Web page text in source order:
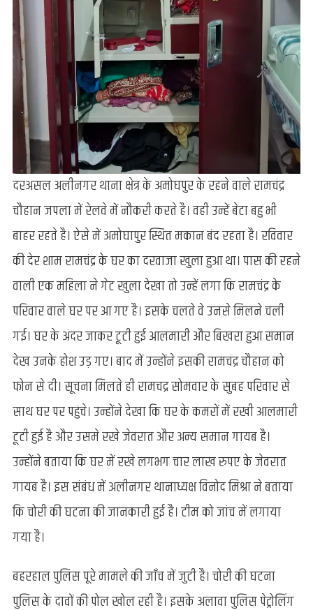
दरअसल अलीनगर थाना क्षेत्र के अमोघपुर के रहने वाले रामचंद्र
चौहान जपला में रेलवे में नौकरी करते है। वही उन्हें बेटा बहु भी
बाहर रहते है। ऐसे में अमोघापुर स्थित मकान बंद रहता है। रविवार
की देर शाम रामचंद्र के घर का दरवाजा खुला हुआ था। पास की रहने
वाली एक महिला ने गेट खुला देखा तो उन्हें लगा कि रामचंद्र के
परिवार वाले घर पर आ गए है। इसके चलते वे उनसे मिलने चली
गई। घर के अंदर जाकर टूटी हुई आलमारी और बिखरा हुआ समान
देख उनके होश उड़ गए। बाद में उन्होंने इसकी रामचंद्र चौहान को
फोन से दी। सूचना मिलते ही रामचद्र सोमवार के सुबह परिवार से
साथ घर पर पहुंचे। उन्होंने देखा कि घर के कमरों में रखी आलमारी
टूटी हुई है और उसमे रखे जेवरात और अन्य समान गायब है।
उन्होंने बताया कि घर में रखे लगभग चार लाख रुपए के जेवरात
गायब है। इस संबंध में अलीनगर थानाध्यक्ष विनोद मिश्रा ने बताया
कि चोरी की घटना की जानकारी हुई है। टीम को जांच में लगाया
गया है।
बहरहाल पुलिस पूरे मामले की जाँच में जुटी है। चोरी की घटना
पुलिस के दावों की पोल खोल रही है। इसके अलावा पुलिस पेट्रोलिंग